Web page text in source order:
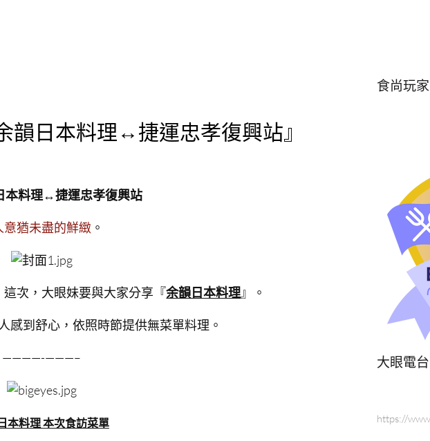
日本料理↔捷運忠孝復興站』
本料理↔捷運忠孝復興站
意猶未盡的鮮緻 。
次，大眼妹要與大家分享『余韻日本料理』。
感到舒心，依照時節提供無菜單料理。
————-———–
本料理 本次食訪菜單
食尚玩
大眼電台
https://